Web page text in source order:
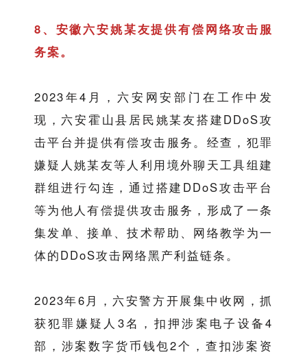
8、安徽六安姚某友提供有偿网络攻击服
务案。
2023年4月，六安网安部门在工作中发
现，六安霍山县居民姚某友搭建DDoS攻
击平台并提供有偿攻击服务。经查，犯罪
嫌疑人姚某友等人利用境外聊天工具组建
群组进行勾连，通过搭建DDoS攻击平台
等为他人有偿提供攻击服务，形成了一条
集发单、接单、技术帮助、网络教学为一
体的DDoS攻击网络黑产利益链条。
2023年6月，六安警方开展集中收网，抓
获犯罪嫌疑人3名，扣押涉案电子设备4
部，涉案数字货币钱包2个，查扣涉案资